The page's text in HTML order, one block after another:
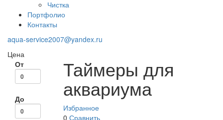
Чистка
Портфолио
Контакты
aqua-service2007@yandex.ru
Цена
От
До
Таймеры для
аквариума
Избранное
0 Сравнить